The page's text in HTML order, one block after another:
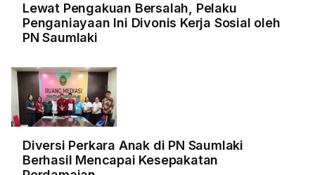
Lewat Pengakuan Bersalah, Pelaku
Penganiayaan Ini Divonis Kerja Sosial oleh
PN Saumlaki
Diversi Perkara Anak di PN Saumlaki
Berhasil Mencapai Kesepakatan